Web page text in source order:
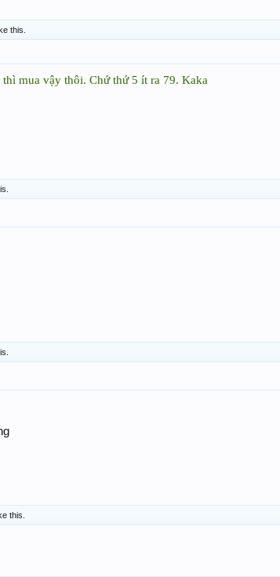
this.
mua vậy thôi. Chứ thứ 5 ít ra 79. Kaka
this.